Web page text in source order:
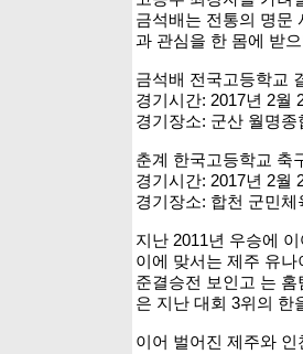
금석배는 전통의 명문
과 관심을 한 몸에 받
금석배 전국고등학교
경기시간: 2017년 2월
경기장소: 군산 월명종
춘계 한국고등학교 축
경기시간: 2017년 2월
경기장소: 합천 군민
지난 2011년 우승에
이에 맞서는 제주 유
준결승전 보인고 는
은 지난 대회 3위의 한
이어 벌어진 제주와